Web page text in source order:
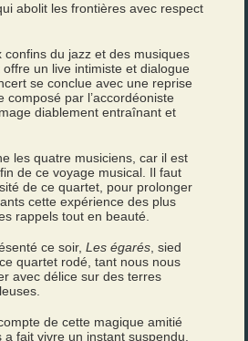
abolit les frontières avec respect
confins du jazz et des musiques
un live intimiste et dialogue
se conclue avec une reprise
composé par l’accordéoniste
diablement entraînant et
les quatre musiciens, car il est
de ce voyage musical. Il faut
de ce quartet, pour prolonger
cette expérience des plus
rappels tout en beauté.
ce soir,Les égarés , sied
quartet rodé, tant nous nous
avec délice sur des terres
de cette magique amitié
fait vivre un instant suspendu.